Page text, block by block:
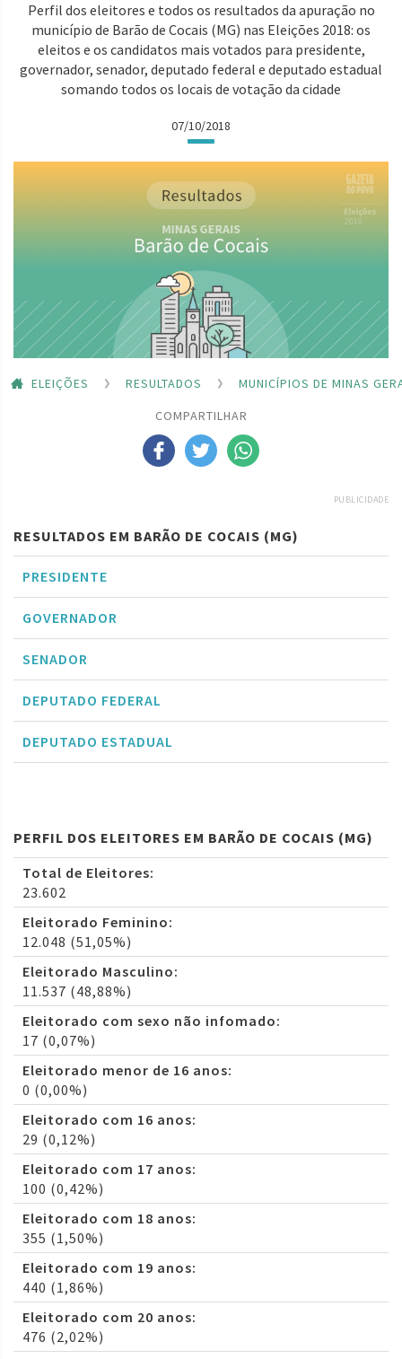
Perfil dos eleitores e todos os resultados da apuração no
município de Barão de Cocais (MG) nas Eleições 2018: os
eleitos e os candidatos mais votados para presidente,
governador, senador, deputado federal e deputado estadual
somando todos os locais de votação da cidade
07/10/2018
ELEIÇÕES RESULTADOS
MUNICÍPIOS DE MINAS
COMPARTILHAR
PUBLICIDADE
RESULTADOS EM BARÃO DE COCAIS (MG)
PRESIDENTE
GOVERNADOR
SENADOR
DEPUTADO FEDERAL
DEPUTADO ESTADUAL
PERFIL DOS ELEITORES EM BARÃO DE COCAIS (MG)
Total de Eleitores:
23.602
Eleitorado Feminino:
12.048 (51,05%)
Eleitorado Masculino:
11.537 (48,88%)
Eleitorado com sexo não infomado:
17 (0,07%)
Eleitorado menor de 16 anos:
0 (0,00%)
Eleitorado com 16 anos:
29 (0,12%)
Eleitorado com 17 anos:
100 (0,42%)
Eleitorado com 18 anos:
355 (1,50%)
Eleitorado com 19 anos:
440 (1,86%)
Eleitorado com 20 anos:
476 (2,02%)